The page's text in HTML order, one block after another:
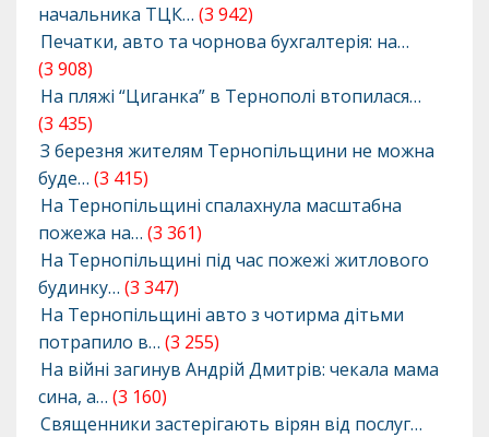
начальника ТЦК… (3 942)
Печатки, авто та чорнова бухгалтерія: на…
(3 908)
На пляжі “Циганка” в Тернополі втопилася…
(3 435)
З березня жителям Тернопільщини не можна
буде… (3 415)
На Тернопільщині спалахнула масштабна
пожежа на… (3 361)
На Тернопільщині під час пожежі житлового
будинку… (3 347)
На Тернопільщині авто з чотирма дітьми
потрапило в… (3 255)
На війні загинув Андрій Дмитрів: чекала мама
сина, а… (3 160)
Священники застерігають вірян від послуг…